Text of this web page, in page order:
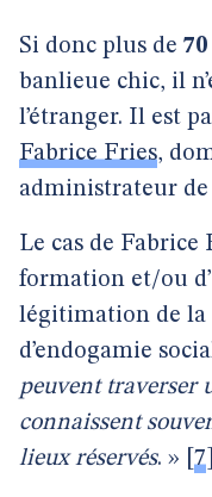
Si donc plus de 70
banlieue chic, il
l’étranger. Il est
Fabrice Fries,
administrateur
Le cas de
formation et/ou
légitimation de
d’endogamie
peuvent traverser
connaissent
lieux réservés. » 7